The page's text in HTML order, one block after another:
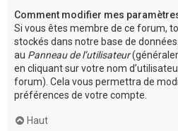
Comment modifier mes
Si vous êtes membre de ce forum,
stockés dans notre base de
au Panneau de l’utilisateur
en cliquant sur votre nom
forum). Cela vous permettra de
préférences de votre compte.
Haut